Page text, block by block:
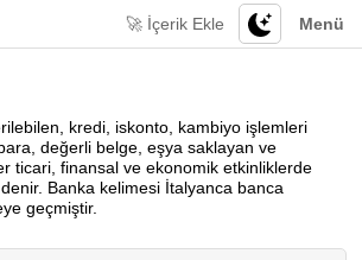
Menü
🚀 İçerik Ekle
kredi, iskonto, kambiyo işlemleri
değerli belge, eşya saklayan ve
ticari, finansal ve ekonomik etkinliklerde
Banka kelimesi İtalyanca banca
geçmiştir.